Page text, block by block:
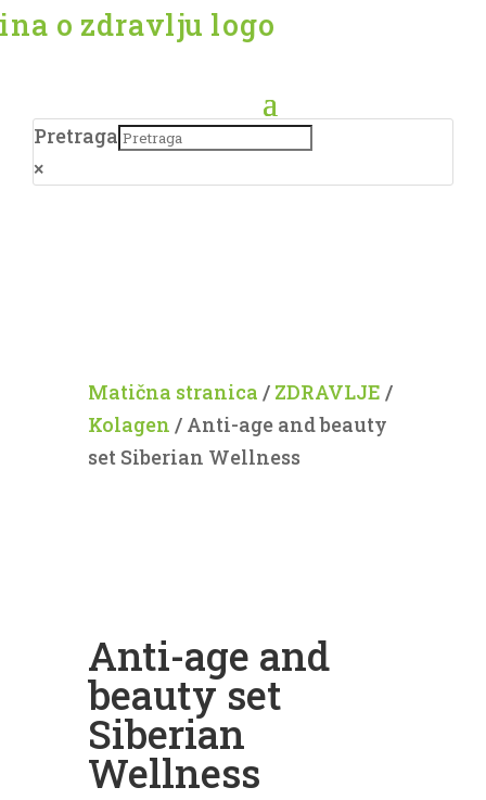
Pretraga
×
Matična stranica / ZDRAVLJE /
Kolagen / Anti-age and beauty
set Siberian Wellness
Anti-age and
beauty set
Siberian
Wellness